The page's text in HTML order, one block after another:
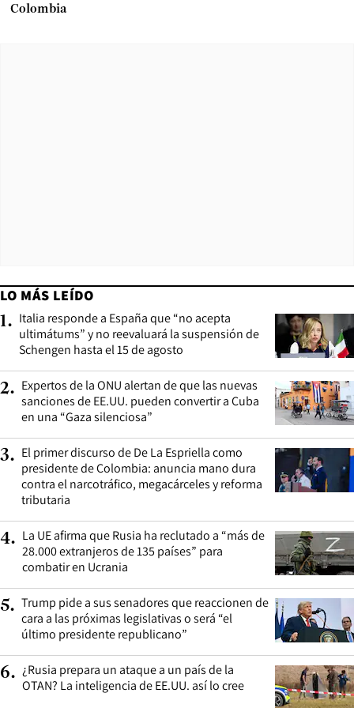
Colombia
LO MÁS LEÍDO
1. Italia responde a España que “no acepta
ultimátums” y no reevaluará la suspensión de
Schengen hasta el 15 de agosto
2. Expertos de la ONU alertan de que las nuevas
sanciones de EE.UU. pueden convertir a Cuba
en una “Gaza silenciosa”
3. El primer discurso de De La Espriella como
presidente de Colombia: anuncia mano dura
contra el narcotráfico, megacárceles y reforma
tributaria
4. La UE afirma que Rusia ha reclutado a “más de
28.000 extranjeros de 135 países” para
combatir en Ucrania
5. Trump pide a sus senadores que reaccionen de
cara a las próximas legislativas o será “el
último presidente republicano”
6. ¿Rusia prepara un ataque a un país de la
OTAN? La inteligencia de EE.UU. así lo cree